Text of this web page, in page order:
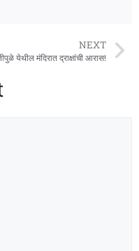
NEXT
येथील मंदिरात द्राक्षांची आरास!